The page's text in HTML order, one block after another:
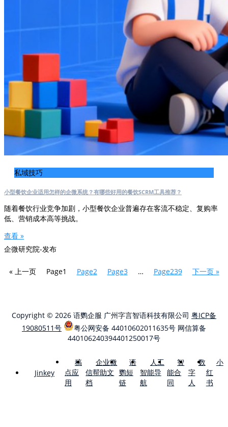
私域技巧
小型餐饮企业适用怎样的企微系统？有哪些好用的餐饮SCRM工具推荐？
随着餐饮行业竞争加剧，小型餐饮企业普遍存在客流不稳定、复购率
低、营销成本高等挑战。
查看 »
企微研究院-发布
« 上一页 Page1 Page2 Page3 … Page239 下一页 »
Copyright © 2026 语鹦企服 广州字言智语科技有限公司 粤ICP备
19080511号
粤公网安备 44010602011635号 网信算备
440106240394401250017号
Jinkey
稿
点应
用
企业微
信帮助文
档
语
鹦短
链
人工
智能导
航
智
能合
同
数
字
人
小
红
书